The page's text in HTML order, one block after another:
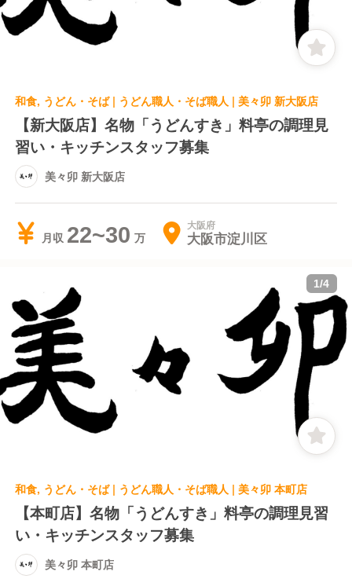
和食, うどん・そば | うどん職人・そば職人 | 美々卯 新大阪店
【新大阪店】名物「うどんすき」料亭の調理見
習い・キッチンスタッフ募集
美々卯 新大阪店
月収 22~30 大阪府
大阪市淀川区
1/4
和食, うどん・そば | うどん職人・そば職人 | 美々卯 本町店
【本町店】名物「うどんすき」料亭の調理見習
い・キッチンスタッフ募集
美々卯 本町店